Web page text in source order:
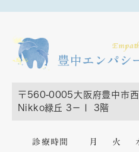
〒560-0005 大阪府豊中市
Nikko緑丘 3－Ⅰ 3階
診療時間 月 火